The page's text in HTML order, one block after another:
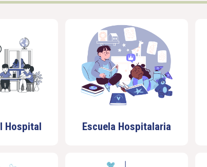
Hospital Escuela Hospitalaria